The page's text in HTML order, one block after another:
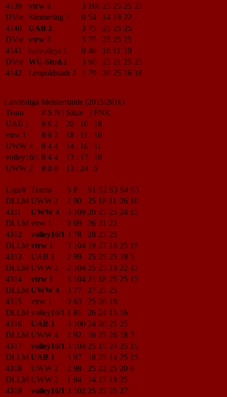
4139
vtrw 3 3 100 25 25 25 25
DVor
Simmering 1 0 54 14 18 22
4140
UAB 2 3 75 25 25 25
DVor vtrw 3 3 75 25 25 25
4141
hotvolleys 1 0 46 16 11 19
DVor WU-Stud.1 3 96 25 21 25 25
4142
Leopoldstadt 2 1 79 20 25 16 18
Landesliga Meisterrunde (2015/2016)
Team
# S N | Sätze | PNK
UAB 1
8 6 2 20 : 10
18
vtrw 1
8 6 2 18 : 11
16
UWW 4
8 4 4 14 : 16
11
volley16/1 8 4 4 13 : 17
10
UWW 2
8 0 8 13 : 24 5
Liga/# Teams S P S1 S2 S3 S4 S5
DLLM UWW 2 2 90 25 18 11 26 10
4311
UWW 4 3 109 20 25 25 24 15
DLLM vtrw 1 0 69 26 21 22
4312
volley16/1 3 78 28 25 25
DLLM vtrw 1 3 104 19 27 18 25 15
4313
UAB 1 2 99 25 25 25 19 5
DLLM UWW 2 2 104 25 25 19 22 13
4314
vtrw 1 3 104 21 18 25 25 15
DLLM UWW 4 3 77 27 25 25
4315
vtrw 1 0 63 25 20 18
DLLM volley16/1 1 81 26 24 15 16
4316
UAB 1 3 100 24 26 25 25
DLLM UWW 4 2 92 16 25 26 18 7
4317
volley16/1 3 104 25 15 24 25 15
DLLM UAB 1 3 97 18 25 14 25 15
4318
UWW 2 2 98 25 22 25 20 6
DLLM UWW 2 1 84 14 27 18 25
4319
volley16/1 3 102 25 25 25 27